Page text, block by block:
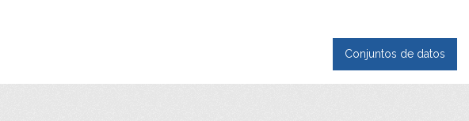
Conjuntos de datos